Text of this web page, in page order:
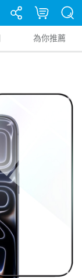
為你推薦